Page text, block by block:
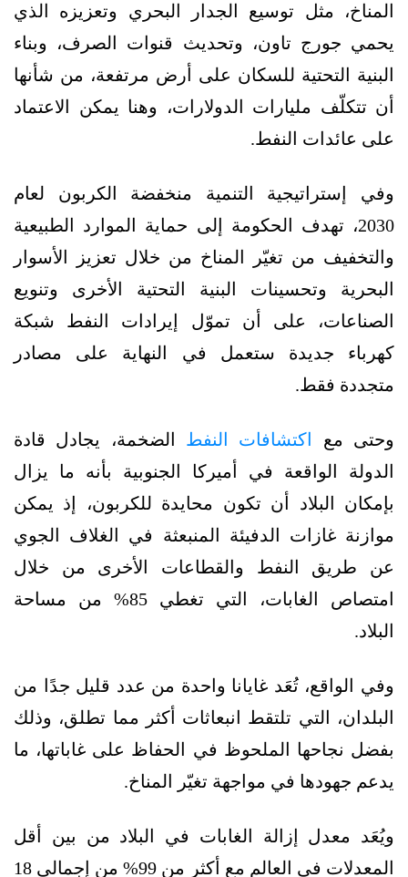
المناخ، مثل توسيع الجدار البحري وتعزيزه الذي
يحمي جورج تاون، وتحديث قنوات الصرف، وبناء
البنية التحتية للسكان على أرض مرتفعة، من شأنها
أن تتكلّف مليارات الدولارات، وهنا يمكن الاعتماد
على عائدات النفط.
وفي إستراتيجية التنمية منخفضة الكربون لعام
2030، تهدف الحكومة إلى حماية الموارد الطبيعية
والتخفيف من تغيّر المناخ من خلال تعزيز الأسوار
البحرية وتحسينات البنية التحتية الأخرى وتنويع
الصناعات، على أن تموّل إيرادات النفط شبكة
كهرباء جديدة ستعمل في النهاية على مصادر
متجددة فقط.
وحتى مع اكتشافات النفط الضخمة، يجادل قادة
الدولة الواقعة في أميركا الجنوبية بأنه ما يزال
بإمكان البلاد أن تكون محايدة للكربون، إذ يمكن
موازنة غازات الدفيئة المنبعثة في الغلاف الجوي
عن طريق النفط والقطاعات الأخرى من خلال
امتصاص الغابات، التي تغطي 85% من مساحة
البلاد.
وفي الواقع، تُعَد غايانا واحدة من عدد قليل جدًا من
البلدان، التي تلتقط انبعاثات أكثر مما تطلق، وذلك
بفضل نجاحها الملحوظ في الحفاظ على غاباتها، ما
يدعم جهودها في مواجهة تغيّر المناخ.
ويُعَد معدل إزالة الغابات في البلاد من بين أقل
المعدلات في العالم مع أكثر من 99% من إجمالي 18